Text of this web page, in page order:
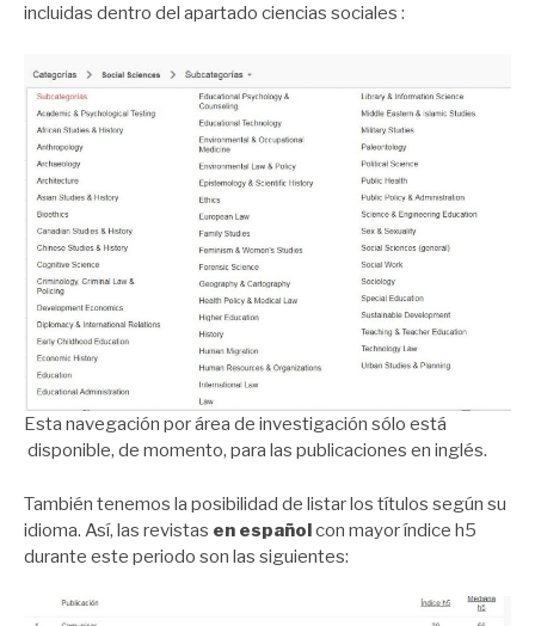
incluidas dentro del apartado ciencias sociales :
Esta navegación por área de investigación sólo está
disponible, de momento, para las publicaciones en inglés.
También tenemos la posibilidad de listar los títulos según su
idioma. Así, las revistas en españolcon mayor índice h5
durante este periodo son las siguientes: